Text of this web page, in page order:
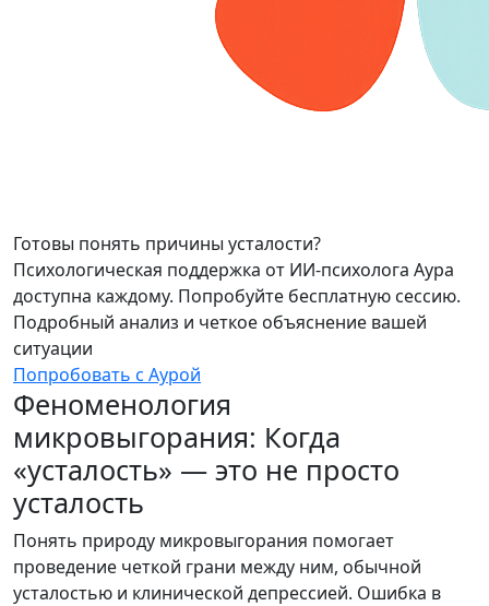
Готовы понять причины усталости?
Психологическая поддержка от ИИ-психолога Аура
доступна каждому. Попробуйте бесплатную сессию.
Подробный анализ и четкое объяснение вашей
ситуации
Попробовать с Аурой
Феноменология
микровыгорания: Когда
«усталость» — это не просто
усталость
Понять природу микровыгорания помогает
проведение четкой грани между ним, обычной
усталостью и клинической депрессией. Ошибка в